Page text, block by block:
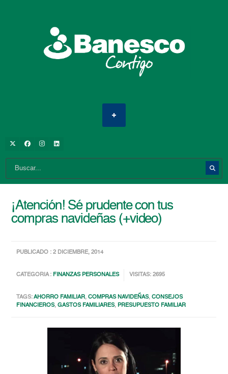
¡Atención! Sé prudente con tus
compras navideñas (+video)
PUBLICADO : 2 DICIEMBRE, 2014
CATEGORIA : FINANZAS PERSONALES VISITAS: 2695
TAGS:AHORRO FAMILIAR,COMPRAS NAVIDEÑAS,CONSEJOS
FINANCIEROS,GASTOS FAMILIARES, PRESUPUESTO FAMILIAR